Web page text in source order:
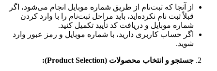
از آنجا که ثبت‌نام از طریق شماره موبایل انجام می‌شود، اگر
قبلاً ثبت نام نکرده‌اید، باید مراحل ثبت‌نام را با وارد کردن
شماره موبایل و دریافت کد تأیید تکمیل کنید.
اگر حساب کاربری دارید، با شماره موبایل و رمز عبور وارد
شوید.
جستجو و انتخاب محصولات (Product Selection):